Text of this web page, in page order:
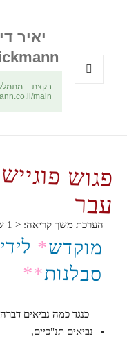
בקצת –
main
פגוש
עבר
הערכת משך קריאה: < 1
מוקדש*
סבלנות**
כנגד כמה נביאים
נביאים תנ"כיים,